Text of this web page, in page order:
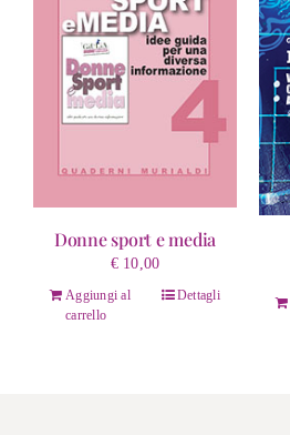
Donne sport e media
€10,00
Aggiungi al
carrello
Dettagli